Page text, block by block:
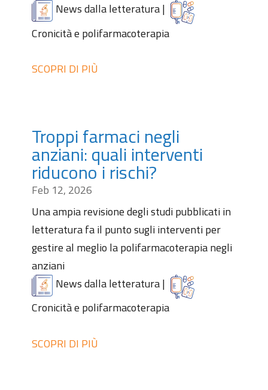
News dalla letteratura|
Cronicità e polifarmacoterapia
SCOPRI DI PIÙ
Troppi farmaci negli
anziani: quali interventi
riducono i rischi?
Feb 12, 2026
Una ampia revisione degli studi pubblicati in
letteratura fa il punto sugli interventi per
gestire al meglio la polifarmacoterapia negli
anziani
News dalla letteratura|
Cronicità e polifarmacoterapia
SCOPRI DI PIÙ